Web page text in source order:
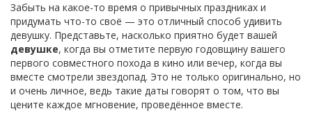
Забыть на какое-то время о привычных праздниках и
придумать что-то своё — это отличный способ удивить
девушку. Представьте, насколько приятно будет вашей
девушке, когда вы отметите первую годовщину вашего
первого совместного похода в кино или вечер, когда вы
вместе смотрели звездопад. Это не только оригинально, но
и очень личное, ведь такие даты говорят о том, что вы
цените каждое мгновение, проведённое вместе.